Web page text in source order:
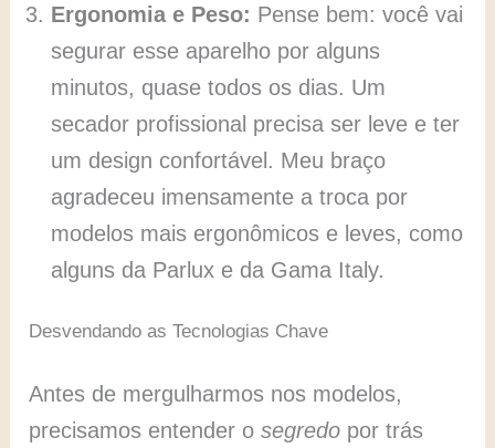
Ergonomia e Peso: Pense bem: você vai
segurar esse aparelho por alguns
minutos, quase todos os dias. Um
secador profissional precisa ser leve e ter
um design confortável. Meu braço
agradeceu imensamente a troca por
modelos mais ergonômicos e leves, como
alguns da Parlux e da Gama Italy.
Desvendando as Tecnologias Chave
Antes de mergulharmos nos modelos,
precisamos entender osegredo por trás